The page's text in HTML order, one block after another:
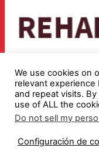
We use cookies on
relevant
and repeat visits.
use of ALL the
Do not sell my
Configuración de